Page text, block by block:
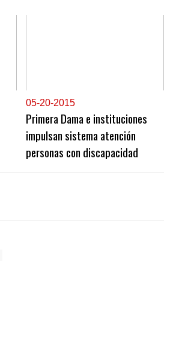
05-20-2015
Primera Dama e instituciones
impulsan sistema atención
personas con discapacidad